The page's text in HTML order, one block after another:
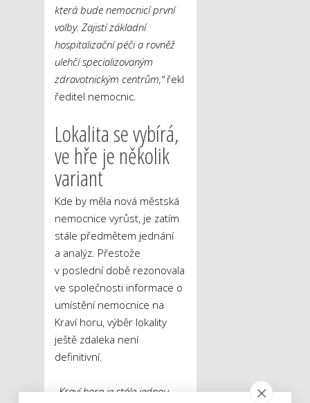
která bude nemocnicí první
volby. Zajistí základní
hospitalizační péči a rovněž
ulehčí specializovaným
zdravotnickým centrům,“řekl
ředitel nemocnic.
Lokalita se vybírá,
ve hře je několik
variant
Kde by měla nová městská
nemocnice vyrůst, je zatím
stále předmětem jednání
a analýz. Přestože
v poslední době rezonovala
ve společnosti informace o
umístění nemocnice na
Kraví horu, výběr lokality
ještě zdaleka není
definitivní.
„Kraví hora je stále jednou